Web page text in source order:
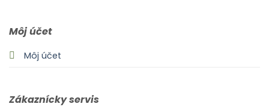
Môj účet
Môj účet
Zákaznícky servis